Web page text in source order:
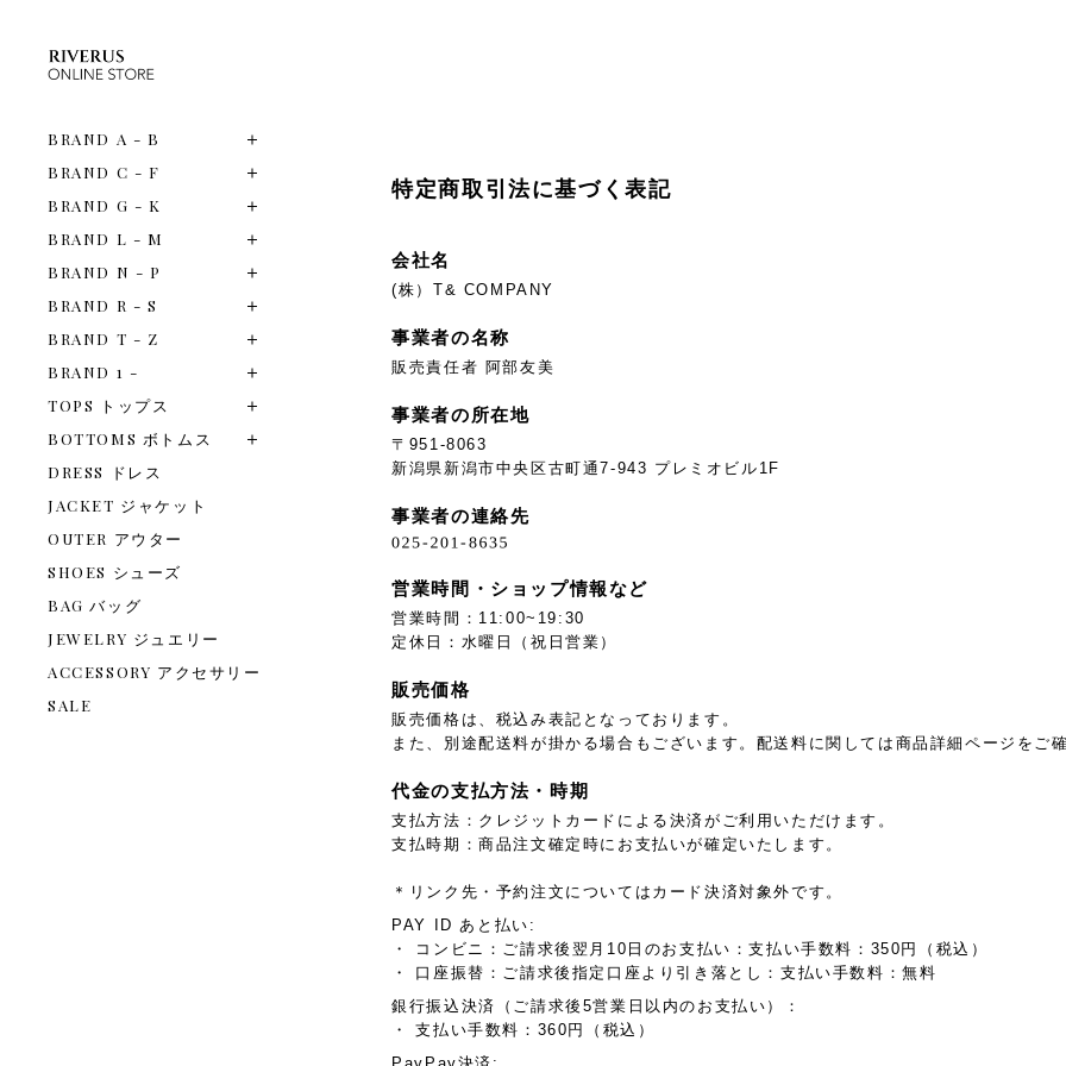
BRAND A - B
BRAND C - F
BRAND G - K
BRAND L - M
BRAND N - P
BRAND R - S
BRAND T - Z
BRAND 1 -
TOPS トップス
BOTTOMS ボトムス
DRESS ドレス
JACKET ジャケット
OUTER アウター
SHOES シューズ
BAG バッグ
JEWELRY ジュエリー
ACCESSORY アクセサリー
SALE
特定商取引法に基づく表記
会社名
(株）T& COMPANY
事業者の名称
販売責任者 阿部友美
事業者の所在地
〒951-8063
新潟県新潟市中央区古町通7-943 プレミオビル1F
事業者の連絡先
営業時間・ショップ情報など
営業時間：11:00~19:30
定休日：水曜日（祝日営業）
販売価格
販売価格は、税込み表記となっております。
また、別途配送料が掛かる場合もございます。配送料に関しては商品詳細ページをご
代金の支払方法・時期
支払方法：クレジットカードによる決済がご利用いただけます。
支払時期：商品注文確定時にお支払いが確定いたします。
＊リンク先・予約注文についてはカード決済対象外です。
PAY ID あと払い:
・ コンビニ：ご請求後翌月10日のお支払い：支払い手数料：350円（税込）
・ 口座振替：ご請求後指定口座より引き落とし：支払い手数料：無料
銀行振込決済（ご請求後5営業日以内のお支払い）：
・ 支払い手数料：360円（税込）